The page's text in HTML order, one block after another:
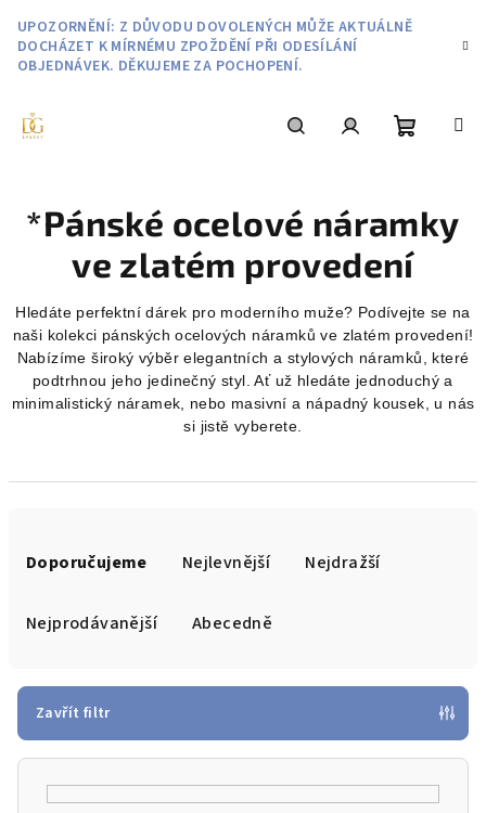
obsah
UPOZORNĚNÍ: Z DŮVODU DOVOLENÝCH MŮŽE AKTUÁLNĚ
DOCHÁZET K MÍRNÉMU ZPOŽDĚNÍ PŘI ODESÍLÁNÍ
OBJEDNÁVEK. DĚKUJEME ZA POCHOPENÍ.
košík
*Pánské ocelové náramky
ve zlatém provedení
Hledáte perfektní dárek pro moderního muže? Podívejte se na
naši kolekci pánských ocelových náramků ve zlatém provedení!
Nabízíme široký výběr elegantních a stylových náramků, které
podtrhnou jeho jedinečný styl. Ať už hledáte jednoduchý a
minimalistický náramek, nebo masivní a nápadný kousek, u nás
si jistě vyberete.
r
o
Doporučujeme Nejlevnější Nejdražší
Nejprodávanější Abecedně
Zavřít filtr